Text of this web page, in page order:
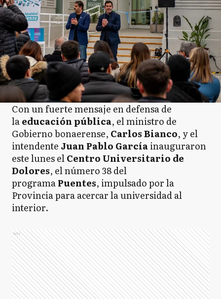
Con un fuerte mensaje en defensa de
laeducación pública, el ministro de
Gobierno bonaerense, Carlos Bianco, y el
intendente Juan Pablo Garcíainauguraron
este lunes elCentro Universitario de
Dolores, el número 38 del
programaPuentes, impulsado por la
Provincia para acercar la universidad al
interior.
Ads